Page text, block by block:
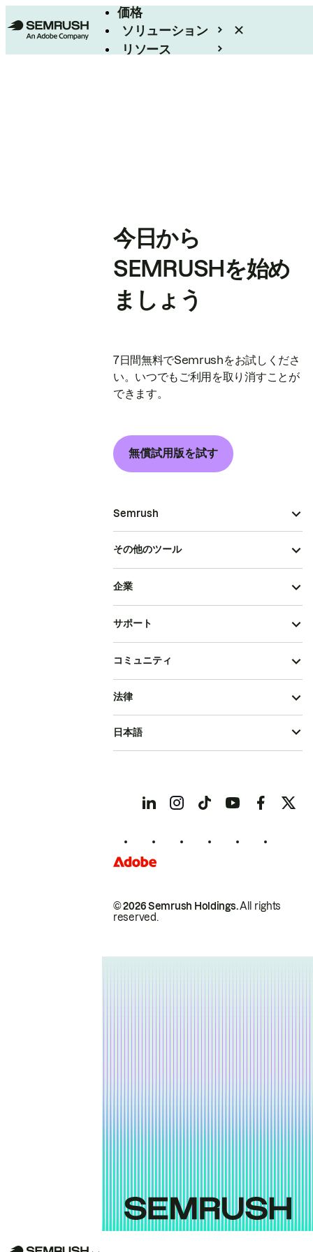
価格
ソリューション
リソース
今日から
SEMRUSHを始め
ましょう
7日間無料でSemrushをお試しくださ
い。いつでもご利用を取り消すことが
できます。
無償試用版を試す
Semrush
その他のツール
企業
サポート
コミュニティ
© 2026 Semrush Holdings.All rights
reserved.
法律
日本語